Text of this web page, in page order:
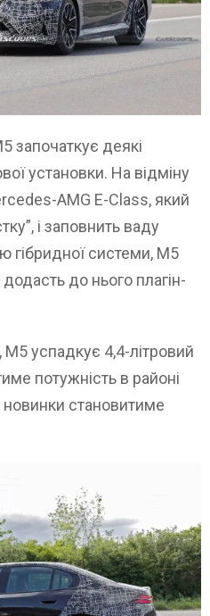
започаткує деякі
установки. На відміну
AMG E-Class, який
і заповнить ваду
гібридної системи, M5
до нього плагін-
успадкує 4,4-літровий
потужність в районі
становитиме